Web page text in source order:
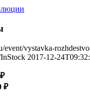
event/vystavka-
2017-12-
₽
₽